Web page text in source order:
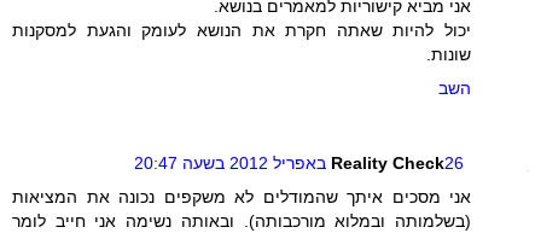
אני מביא קישוריות למאמרים בנושא.
יכול להיות שאתה חקרת את הנושא לעומק והגעת למסקנות
שונות.
השב
Reality Check26 באפריל 2012 בשעה 20:47
אני מסכים איתך שהמודלים לא משקפים נכונה את המציאות
(בשלמותה ובמלוא מורכבותה). ובאותה נשימה אני חייב לומר